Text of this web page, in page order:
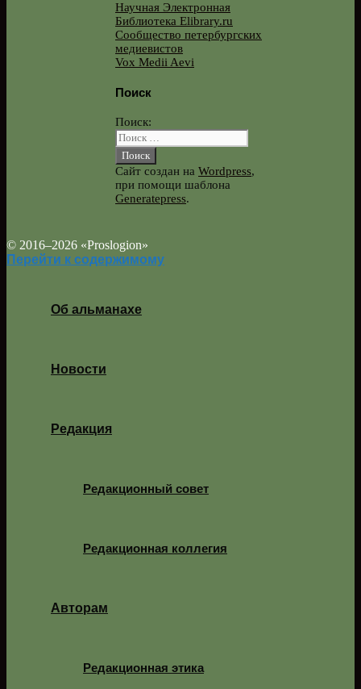
Научная Электронная
Библиотека Elibrary.ru
Сообщество петербургских
медиевистов
Vox Medii Aevi
Поиск
Поиск:
Сайт создан на Wordpress,
при помощи шаблона
Generatepress.
© 2016–2026 «Proslogion»
Перейти к содержимому
Об альманахе
Новости
Редакция
Редакционный совет
Редакционная коллегия
Авторам
Редакционная этика